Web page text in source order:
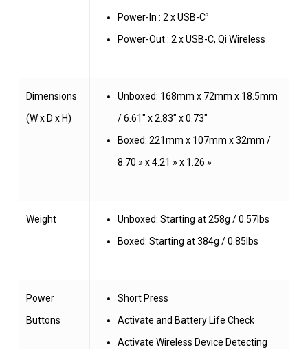
Power-In : 2 x USB-C2
Power-Out : 2 x USB-C, Qi Wireless
Dimensions
(W x D x H)
Unboxed: 168mm x 72mm x 18.5mm
/ 6.61″ x 2.83″ x 0.73″
Boxed: 221mm x 107mm x 32mm /
8.70 » x 4.21 » x 1.26 »
Weight
Unboxed: Starting at 258g / 0.57lbs
Boxed: Starting at 384g / 0.85lbs
Power
Buttons
Short Press
Activate and Battery Life Check
Activate Wireless Device Detecting